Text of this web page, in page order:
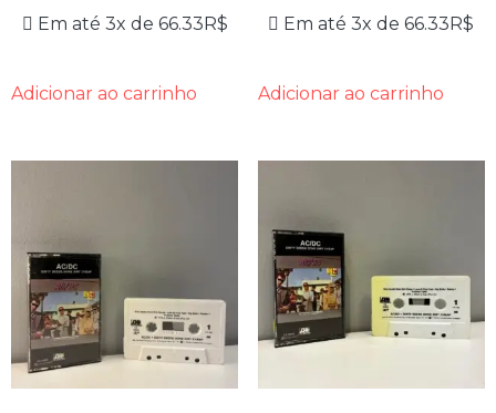
Em até 3x de 66.33 R$
Adicionar ao carrinho
Em até 3x de66.33 R$
Adicionar ao carrinho